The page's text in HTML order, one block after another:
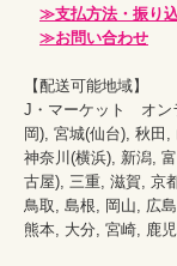
≫支払方法・振り
≫お問い合わせ
【配送可能地域】
J・マーケット　オ
岡), 宮城(仙台), 秋田
神奈川(横浜), 新潟,
古屋), 三重, 滋賀, 京
鳥取, 島根, 岡山, 広
熊本, 大分, 宮崎, 鹿